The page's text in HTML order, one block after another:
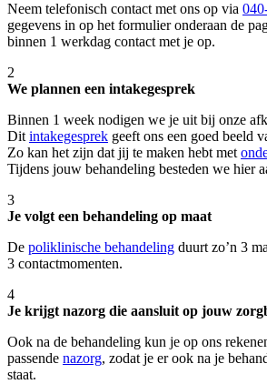
Neem telefonisch contact met ons op via
gegevens in op het formulier onderaan de
binnen 1 werkdag contact met je op.
2
We plannen een intakegesprek
Binnen 1 week nodigen we je uit bij onze
Dit intakegesprek geeft ons een goed beeld
Zo kan het zijn dat jij te maken hebt met
Tijdens jouw behandeling besteden we hier
3
Je volgt een behandeling op maat
De poliklinische behandeling duurt zo’n 3
3 contactmomenten.
4
Je krijgt nazorg die aansluit op jouw
Ook na de behandeling kun je op ons
passende nazorg, zodat je er ook na je
staat.